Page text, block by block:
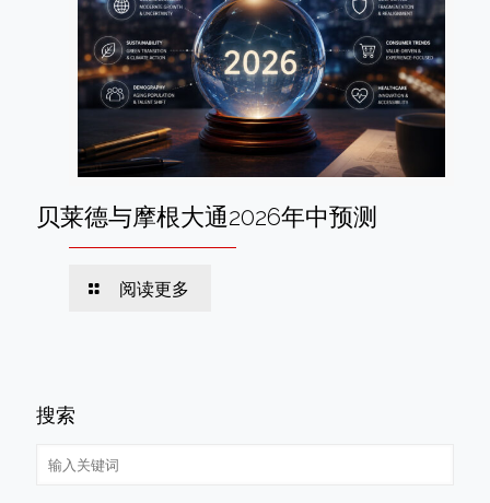
贝莱德与摩根大通2026年中预测
阅读更多
搜索